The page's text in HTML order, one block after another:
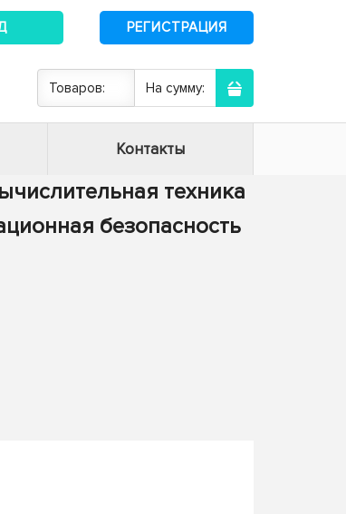
РЕГИСТРАЦИЯ
Товаров: На сумму:
Контакты
техника
безопасность